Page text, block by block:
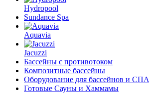
Hydropool
Sundance Spa
Aquavia
Jacuzzi
Бассейны с противотоком
Композитные бассейны
Оборудование для бассейнов и СПА
Готовые Сауны и Хаммамы